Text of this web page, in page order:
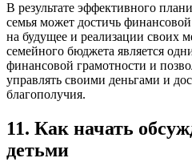
В результате эффективного
семья может достичь
на будущее и реализации своих
семейного бюджета является
финансовой грамотности и
управлять своими деньгами и
благополучия.
11. Как начать
детьми